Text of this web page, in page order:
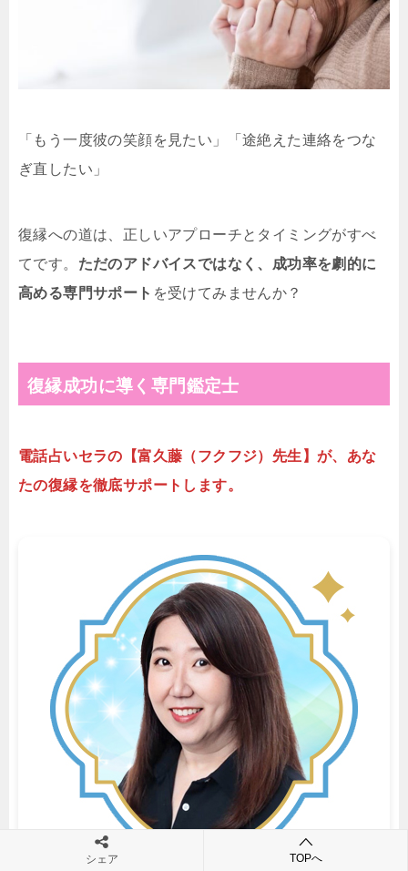
「もう一度彼の笑顔を見たい」「途絶えた連絡をつな
ぎ直したい」
復縁への道は、正しいアプローチとタイミングがすべ
てです。 ただのアドバイスではなく、成功率を劇的に
高める専門サポート を受けてみませんか？
復縁成功に導く専門鑑定士
電話占いセラの【富久藤（フクフジ）先生】が、あな
たの復縁を徹底サポートします。
シェア TOPへ